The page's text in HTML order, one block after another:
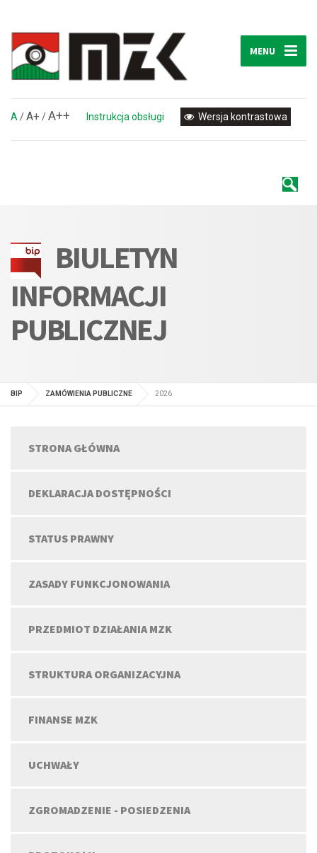
MENU
A/A+/A++ Instrukcja obsługi Wersja kontrastowa
BIULETYN
INFORMACJI
PUBLICZNEJ
BIP ZAMÓWIENIA PUBLICZNE 2026
STRONA GŁÓWNA
DEKLARACJA DOSTĘPNOŚCI
STATUS PRAWNY
ZASADY FUNKCJONOWANIA
PRZEDMIOT DZIAŁANIA MZK
STRUKTURA ORGANIZACYJNA
FINANSE MZK
UCHWAŁY
ZGROMADZENIE - POSIEDZENIA